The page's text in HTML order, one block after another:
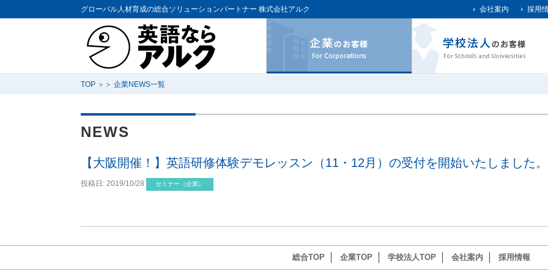
グローバル人材育成の総合ソリューションパートナー 株式会社アルク 採用
会社案内
TOP ＞＞ 企業NEWS一覧
NEWS
【大阪開催！】英語研修体験デモレッスン（11・12月）の受付を開始いたしました。
投稿日: 2019/10/28 セミナー（企業）
総合TOP 企業TOP 学校法人TOP 会社案内 採用情報